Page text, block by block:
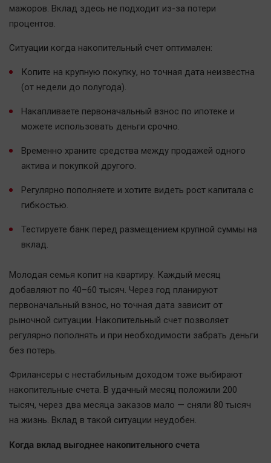
Вкусное
ЖКХ
Интервью
Качество жизни
Народная журналистика
Персона
Светская жизнь
Тенденции
Точка на карте
мажоров. Вклад здесь не подходит из-за потери
процентов.
Ситуации когда накопительный счет оптимален:
Копите на крупную покупку, но точная дата неизвестна
(от недели до полугода).
Накапливаете первоначальный взнос по ипотеке и
можете использовать деньги срочно.
Временно храните средства между продажей одного
актива и покупкой другого.
Регулярно пополняете и хотите видеть рост капитала с
гибкостью.
Тестируете банк перед размещением крупной суммы на
вклад.
Молодая семья копит на квартиру. Каждый месяц
добавляют по 40–60 тысяч. Через год планируют
первоначальный взнос, но точная дата зависит от
рыночной ситуации. Накопительный счет позволяет
регулярно пополнять и при необходимости забрать деньги
без потерь.
Фрилансеры с нестабильным доходом тоже выбирают
накопительные счета. В удачный месяц положили 200
тысяч, через два месяца заказов мало — сняли 80 тысяч
на жизнь. Вклад в такой ситуации неудобен.
Когда вклад выгоднее накопительного счета